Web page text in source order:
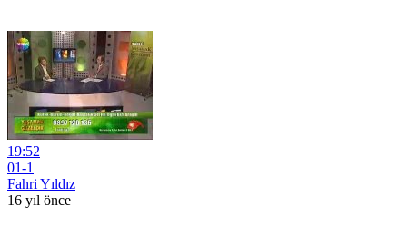
19:52
01-1
Fahri Yıldız
16 yıl önce